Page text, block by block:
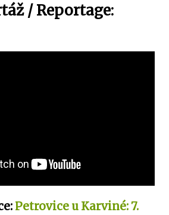
/ Reportage:
Petrovice u Karviné: 7.